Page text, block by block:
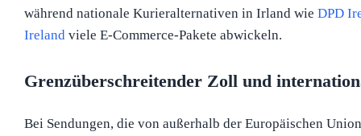
während nationale Kurieralternativen in Irland wie DPD
Irelandviele E-Commerce-Pakete abwickeln.
Grenzüberschreitender Zoll und
Bei Sendungen, die von außerhalb der Europäischen